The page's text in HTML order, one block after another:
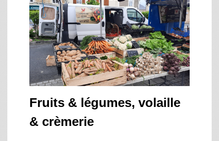
Fruits & légumes, volaille
& crèmerie